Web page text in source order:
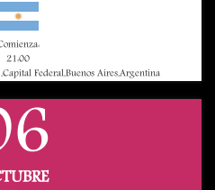
21:00
Federal,Buenos Aires,Argentina